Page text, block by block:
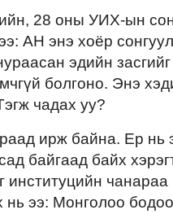
28 оны УИХ-ын
АН энэ хоёр
эдийн
болгоно. Энэ
чадах уу?
ирж байна. Ер
байгаад байх
чанараа
ээ: Монголоо